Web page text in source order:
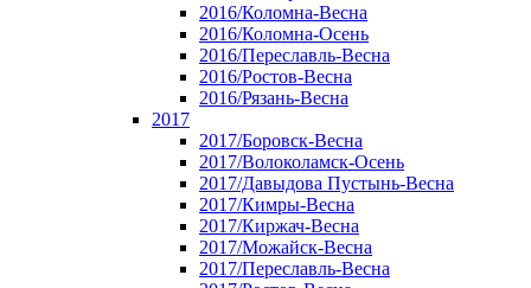
2016/Коломна-Весна
2016/Коломна-Осень
2016/Переславль-Весна
2016/Ростов-Весна
2016/Рязань-Весна
2017
2017/Боровск-Весна
2017/Волоколамск-Осень
2017/Давыдова Пустынь-Весна
2017/Кимры-Весна
2017/Киржач-Весна
2017/Можайск-Весна
2017/Переславль-Весна